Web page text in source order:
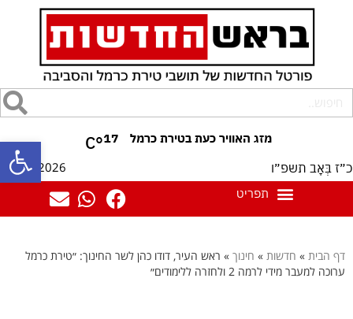
פתח 17
°C
כ״ז בְּאָב תשפ״ו 10/08/2026
דף הבית » חדשות » חינוך » ראש העיר, דודו כהן לשר החינוך: ״טירת כרמל
ערוכה למעבר מידי לרמה 2 ולחזרה ללימודים״